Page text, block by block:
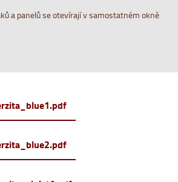
a panelů se otevírají v samostatném okně